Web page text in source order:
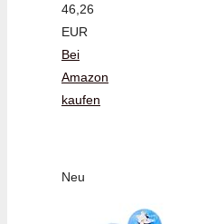
46,26
EUR
Bei
Amazon
kaufen
Neu